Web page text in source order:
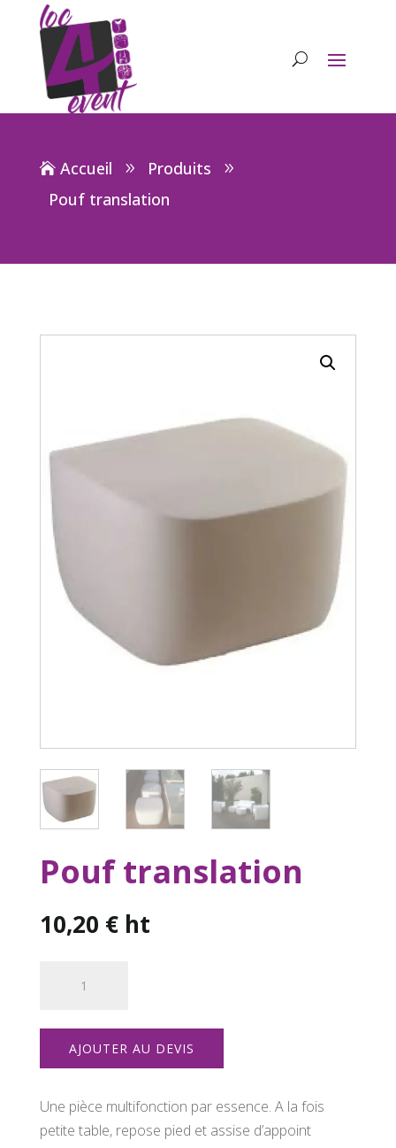
Accueil
Produits
Pouf translation
Pouf translation
10,20 € ht
translation
AJOUTER AU DEVIS
Une pièce multifonction par essence. A la fois
petite table, repose pied et assise d’appoint